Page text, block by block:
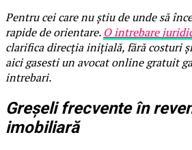
Pentru cei care nu știu de unde să
rapide de orientare. O intrebare
clarifica direcția inițială, fără costuri
aici gasesti un avocat online gratuit
intrebari.
Greșeli frecvente în
imobiliară